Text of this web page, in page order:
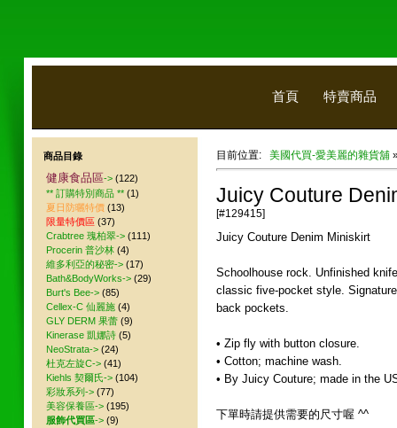
首頁 特賣商品
目前位置: 美國代買-愛美麗的雜貨舖
Juicy Couture
[#129415]
Juicy Couture Denim Miniskirt
Schoolhouse rock. Unfinished
classic five-pocket style.
back pockets.
• Zip fly with button closure.
• Cotton; machine wash.
• By Juicy Couture; made in the
下單時請提供需要的尺寸喔 ^^
商品目錄
健康食品區-> (122)
** 訂購特別商品 ** (1)
夏日防曬特價 (13)
限量特價區 (37)
Crabtree 瑰柏翠-> (111)
Procerin 普沙林 (4)
維多利亞的秘密-> (17)
Bath&BodyWorks-> (29)
Burt's Bee-> (85)
Cellex-C 仙麗施 (4)
GLY DERM 果蕾 (9)
Kinerase 凱娜詩 (5)
NeoStrata-> (24)
杜克左旋C-> (41)
Kiehls 契爾氏-> (104)
彩妝系列-> (77)
美容保養區-> (195)
服飾代買區-> (9)